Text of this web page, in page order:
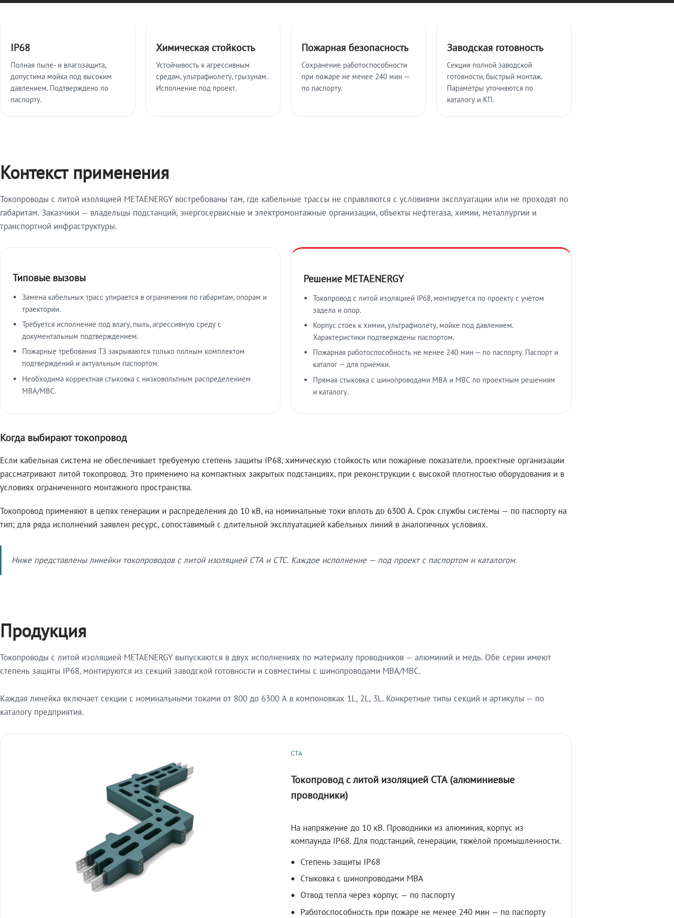
IP68
Полная пыле- и влагозащита,
допустима мойка под высоким
давлением. Подтверждено по
паспорту.
Химическая стойкость
Устойчивость к агрессивным
средам, ультрафиолету, грызунам.
Исполнение под проект.
Пожарная безопасность
Сохранение работоспособности
при пожаре не менее 240 мин —
по паспорту.
Заводская готовность
Секции полной заводской
готовности, быстрый монтаж.
Параметры уточняются по
каталогу и КП.
Контекст применения
Токопроводы с литой изоляцией METAENERGY востребованы там, где кабельные трассы не справляются с условиями эксплуатации или не проходят по
габаритам. Заказчики — владельцы подстанций, энергосервисные и электромонтажные организации, объекты нефтегаза, химии, металлургии и
транспортной инфраструктуры.
Типовые вызовы
Замена кабельных трасс упирается в ограничения по габаритам, опорам и
траектории.
Требуется исполнение под влагу, пыль, агрессивную среду с
документальным подтверждением.
Пожарные требования ТЗ закрываются только полным комплектом
подтверждений и актуальным паспортом.
Необходима корректная стыковка с низковольтным распределением
МВА/МВС.
Решение METAENERGY
Токопровод с литой изоляцией IP68, монтируется по проекту с учётом
задела и опор.
Корпус стоек к химии, ультрафиолету, мойке под давлением.
Характеристики подтверждены паспортом.
Пожарная работоспособность не менее 240 мин — по паспорту. Паспорт и
каталог — для приёмки.
Прямая стыковка с шинопроводами МВА и МВС по проектным решениям
и каталогу.
Когда выбирают токопровод
Если кабельная система не обеспечивает требуемую степень защиты IP68, химическую стойкость или пожарные показатели, проектные организации
рассматривают литой токопровод. Это применимо на компактных закрытых подстанциях, при реконструкции с высокой плотностью оборудования и в
условиях ограниченного монтажного пространства.
Токопровод применяют в цепях генерации и распределения до 10 кВ, на номинальные токи вплоть до 6300 А. Срок службы системы — по паспорту на
тип; для ряда исполнений заявлен ресурс, сопоставимый с длительной эксплуатацией кабельных линий в аналогичных условиях.
Ниже представлены линейки токопроводов с литой изоляцией СТА и СТС. Каждое исполнение — под проект с паспортом и каталогом.
Продукция
Токопроводы с литой изоляцией METAENERGY выпускаются в двух исполнениях по материалу проводников — алюминий и медь. Обе серии имеют
степень защиты IP68, монтируются из секций заводской готовности и совместимы с шинопроводами МВА/МВС.
Каждая линейка включает секции с номинальными токами от 800 до 6300 А в компоновках 1L, 2L, 3L. Конкретные типы секций и артикулы — по
каталогу предприятия.
СТА
Токопровод с литой изоляцией СТА (алюминиевые
проводники)
На напряжение до 10 кВ. Проводники из алюминия, корпус из
компаунда IP68. Для подстанций, генерации, тяжёлой промышленности.
Степень защиты IP68
Стыковка с шинопроводами МВА
Отвод тепла через корпус — по паспорту
Работоспособность при пожаре не менее 240 мин — по паспорту